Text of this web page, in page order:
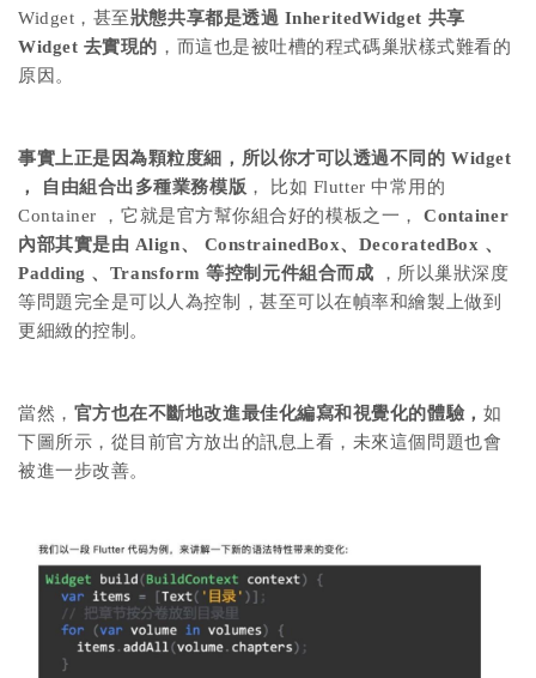
Widget，甚至狀態共享都是透過 InheritedWidget 共享
Widget 去實現的 ，而這也是被吐槽的程式碼巢狀樣式難看的
原因。
事實上正是因為顆粒度細，所以你才可以透過不同的 Widget
， 自由組合出多種業務模版 ， 比如 Flutter 中常用的
Container ，它就是官方幫你組合好的模板之一，Container
內部其實是由 Align、 ConstrainedBox、DecoratedBox 、
Padding 、Transform 等控制元件組合而成 ，所以巢狀深度
等問題完全是可以人為控制，甚至可以在幀率和繪製上做到
更細緻的控制。
當然， 官方也在不斷地改進最佳化編寫和視覺化的體驗， 如
下圖所示，從目前官方放出的訊息上看，未來這個問題也會
被進一步改善。